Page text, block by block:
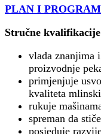
PLAN I
Stručne
vlada znanjima
proizvodnje
primjenjuje
kvaliteta
rukuje
spreman da
posjeduje